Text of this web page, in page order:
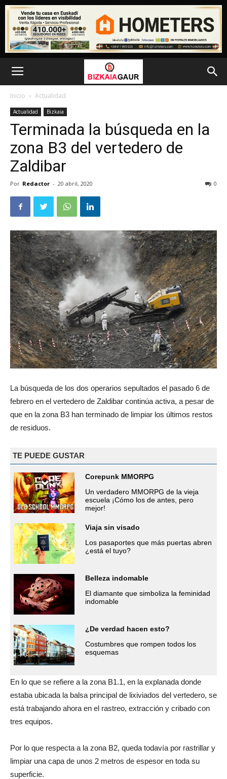
Inicio Actualidad
Actualidad Bizkaia
Terminada la búsqueda en la
zona B3 del vertedero de
Zaldibar
Por Redactor - 20 abril, 2020 0
La búsqueda de los dos operarios sepultados el pasado 6 de
febrero en el vertedero de Zaldibar continúa activa, a pesar de
que en la zona B3 han terminado de limpiar los últimos restos
de residuos.
TE PUEDE GUSTAR
Corepunk MMORPG
Un verdadero MMORPG de la vieja
escuela ¡Cómo los de antes, pero
mejor!
Viaja sin visado
Los pasaportes que más puertas abren
¿está el tuyo?
Belleza indomable
El diamante que simboliza la feminidad
indomable
¿De verdad hacen esto?
Costumbres que rompen todos los
esquemas
En lo que se refiere a la zona B1.1, en la explanada donde
estaba ubicada la balsa principal de lixiviados del vertedero, se
está trabajando ahora en el rastreo, extracción y cribado con
tres equipos.
Por lo que respecta a la zona B2, queda todavía por rastrillar y
limpiar una capa de unos 2 metros de espesor en toda su
superficie.